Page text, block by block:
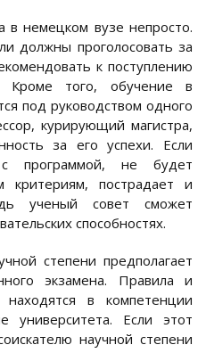
в немецком вузе непросто.
должны проголосовать за
к поступлению
того, обучение в
под руководством одного
курирующий магистра,
за его успехи. Если
программой, не будет
критериям, пострадает и
ученый совет сможет
способностях.
степени предполагает
экзамена. Правила и
в компетенции
Если этот
научной степени